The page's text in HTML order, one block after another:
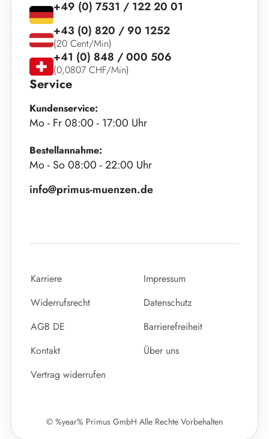
Service
Kundenservice:
Mo - Fr 08:00 - 17:00 Uhr
Bestellannahme:
Mo - So 08:00 - 22:00 Uhr
info@primus-muenzen.de
+49 (0) 7531 / 122 20 01
+43 (0) 820 / 90 1252
(20 Cent/Min)
+41 (0) 848 / 000 506
(0,0807 CHF/Min)
Karriere
Impressum
Widerrufsrecht
Datenschutz
AGB DE
Barrierefreiheit
Kontakt
Über uns
Vertrag widerrufen
© %year% Primus GmbH Alle Rechte Vorbehalten